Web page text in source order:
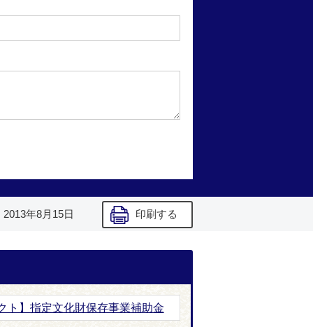
2013年8月15日 印刷する
ト】指定文化財保存事業補助金